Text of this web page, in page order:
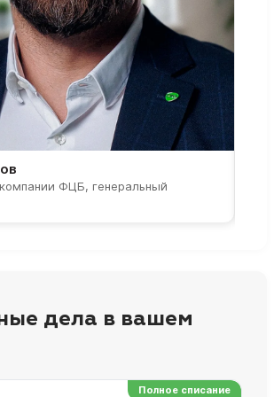
ФЦБ, генеральный
дела в вашем
Полное списание